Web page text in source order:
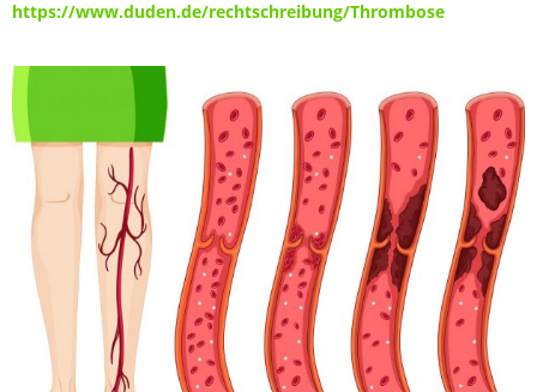
https://www.duden.de/rechtschreibung/Thrombose